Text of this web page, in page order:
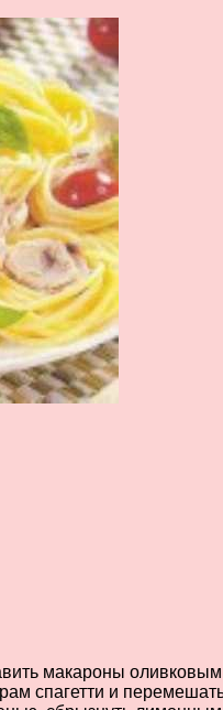
макароны
спагетти и